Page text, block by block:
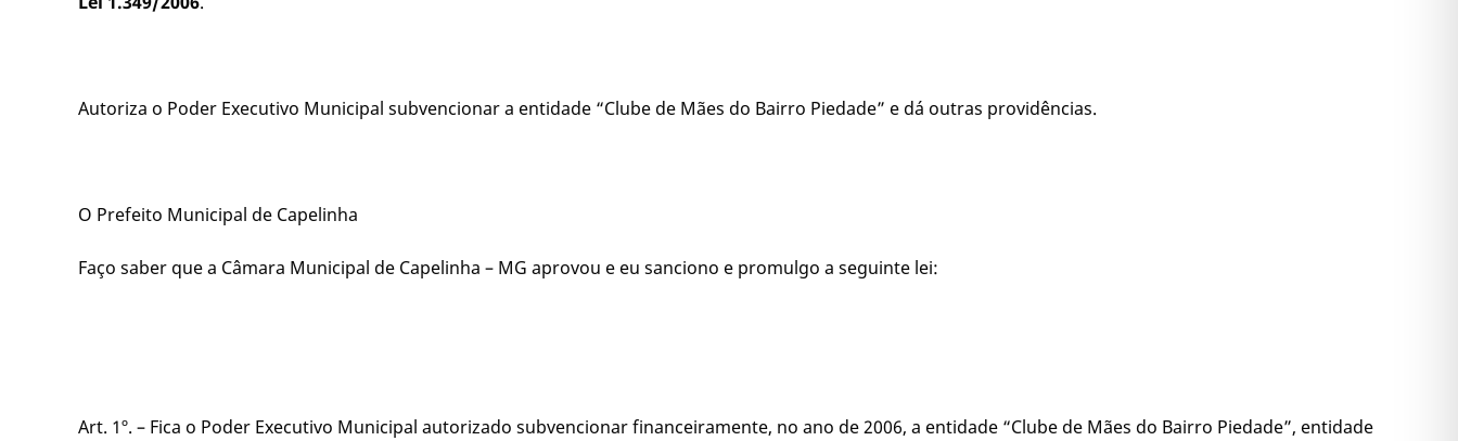
Autoriza o Poder Executivo Municipal subvencionar a entidade “Clube de Mães do Bairro Piedade” e dá outras providências.
O Prefeito Municipal de Capelinha
Faço saber que a Câmara Municipal de Capelinha – MG aprovou e eu sanciono e promulgo a seguinte lei:
Art. 1º. – Fica o Poder Executivo Municipal autorizado subvencionar financeiramente, no ano de 2006, a entidade “Clube de Mães do Bairro Piedade”, entidade